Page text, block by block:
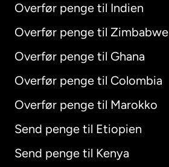
Overfør penge til Indien
Overfør penge til Zimbabwe
Overfør penge til Ghana
Overfør penge til Colombia
Overfør penge til Marokko
Send penge til Etiopien
Send penge til Kenya